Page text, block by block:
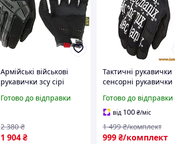
Армійські військові
рукавички зсу сірі
Mechanix M-Pact
Штучна шкіра
Готово до відправки
1 904₴
2 380 ₴
Тактичні рукавички
сенсорні рукавички
100% оригінал зі США
Чорні L
Готово до відправки
від 100 ₴/міс
999 ₴/комплект
1 499 ₴/комплект